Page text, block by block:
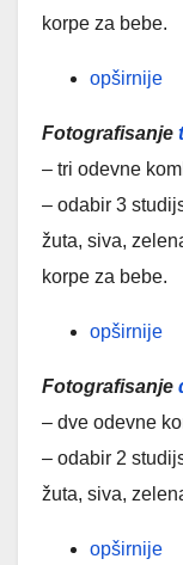
korpe za bebe.
opširnije
Fotografisanje
– tri odevne
– odabir 3
žuta, siva,
korpe za bebe.
opširnije
Fotografisanje
– dve odevne
– odabir 2
žuta, siva,
opširnije